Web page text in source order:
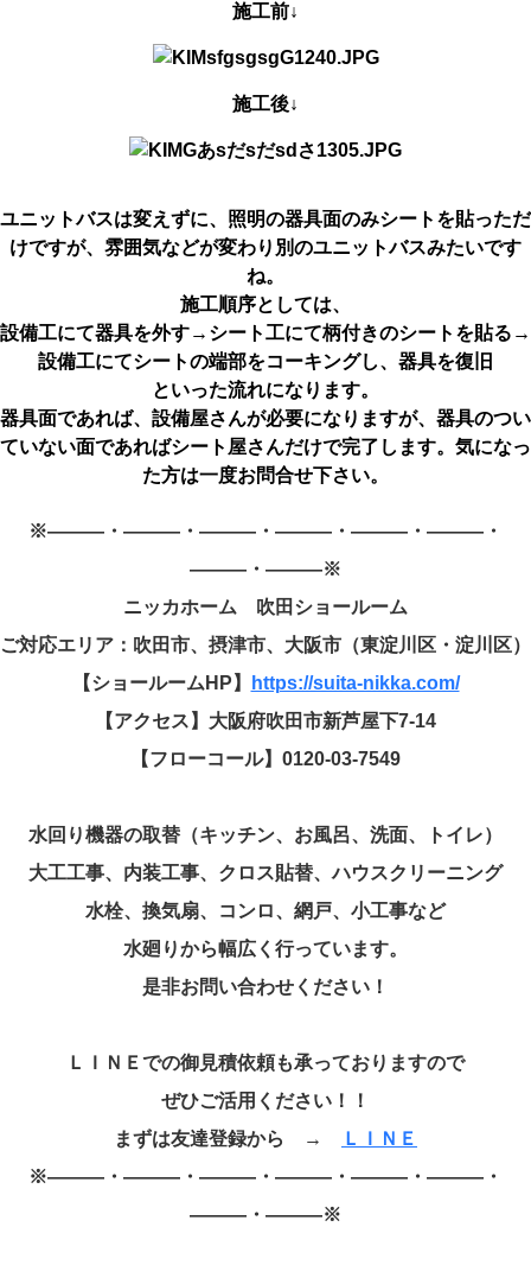
施工前↓
施工後↓
ユニットバスは変えずに、照明の器具面のみシートを貼っただ
けですが、雰囲気などが変わり別のユニットバスみたいです
ね。
施工順序としては、
設備工にて器具を外す→シート工にて柄付きのシートを貼る→
設備工にてシートの端部をコーキングし、器具を復旧
といった流れになります。
器具面であれば、設備屋さんが必要になりますが、器具のつい
ていない面であればシート屋さんだけで完了します。気になっ
た方は一度お問合せ下さい。
※―――・―――・―――・―――・―――・―――・
―――・―――※
ニッカホーム 吹田ショールーム
ご対応エリア：吹田市、摂津市、大阪市（東淀川区・淀川区）
【ショールームHP】
https://suita-nikka.com/
【アクセス】大阪府吹田市新芦屋下7-14
【フローコール】0120-03-7549
水回り機器の取替（キッチン、お風呂、洗面、トイレ）
大工工事、内装工事、クロス貼替、ハウスクリーニング
水栓、換気扇、コンロ、網戸、小工事など
水廻りから幅広く行っています。
是非お問い合わせください！
ＬＩＮＥでの御見積依頼も承っておりますので
ぜひご活用ください！！
まずは友達登録から →
ＬＩＮＥ
※―――・―――・―――・―――・―――・―――・
―――・―――※